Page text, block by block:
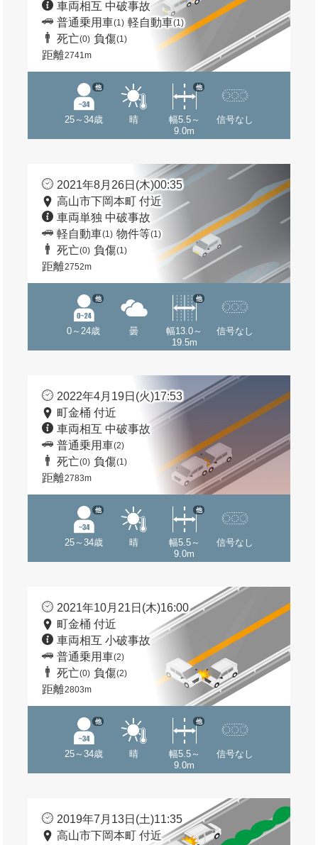
車両相互 中破事故
普通乗用車(1) 軽自動車(1)
死亡(0) 負傷(1)
距離2741m
25～34歳
他
晴
幅5.5～
9.0m
他
信号なし
2021年8月26日(木)00:35
高山市下岡本町 付近
車両単独 中破事故
軽自動車(1) 物件等(1)
死亡(0) 負傷(1)
距離2752m
0～24歳
他
曇
幅13.0～
19.5m
他
信号なし
2022年4月19日(火)17:53
町金桶 付近
車両相互 中破事故
普通乗用車(2)
死亡(0) 負傷(1)
距離2783m
25～34歳
他
晴
幅5.5～
9.0m
他
信号なし
2021年10月21日(木)16:00
町金桶 付近
車両相互 小破事故
普通乗用車(2)
死亡(0) 負傷(2)
距離2803m
25～34歳
他
晴
幅5.5～
9.0m
他
信号なし
2019年7月13日(土)11:35
高山市下岡本町 付近